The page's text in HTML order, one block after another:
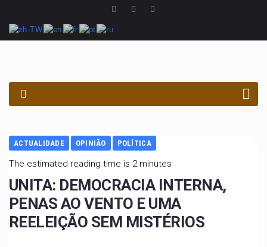
ACTUALIDADE OPINIÃO POLÍTICA
The estimated reading time is 2 minutes
UNITA: DEMOCRACIA INTERNA,
PENAS AO VENTO E UMA
REELEIÇÃO SEM MISTÉRIOS
PROCURAR